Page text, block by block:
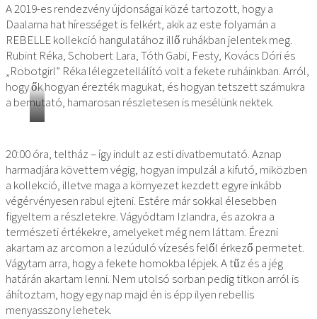
A 2019-es rendezvény újdonságai közé tartozott, hogy a
Daalarna hat hírességet is felkért, akik az este folyamán a
REBELLE kollekció hangulatához illő ruhákban jelentek meg.
Rubint Réka, Schobert Lara, Tóth Gabi, Festy, Kovács Dóri és
„Robotgirl” Réka lélegzetellálító volt a fekete ruháinkban. Arról,
hogy ők hogyan érezték magukat, és hogyan tetszett számukra
a bemutató, hamarosan részletesen is mesélünk nektek.
ENDRE
ÉS
FEKETE
CSABA
(FECSA)
20:00 óra, teltház – így indult az esti divatbemutató. Aznap
harmadjára követtem végig, hogyan impulzál a kifutó, miközben
a kollekció, illetve maga a környezet kezdett egyre inkább
végérvényesen rabul ejteni. Estére már sokkal élesebben
figyeltem a részletekre. Vágyódtam Izlandra, és azokra a
természeti értékekre, amelyeket még nem láttam. Érezni
akartam az arcomon a lezúduló vízesés felől érkező permetet.
Vágytam arra, hogy a fekete homokba lépjek. A tűz és a jég
határán akartam lenni. Nem utolsó sorban pedig titkon arról is
áhítoztam, hogy egy nap majd én is épp ilyen rebellis
menyasszony lehetek.